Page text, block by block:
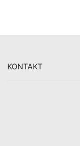
KONTAKT